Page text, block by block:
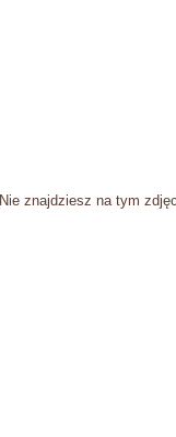
Nie znajdziesz na tym